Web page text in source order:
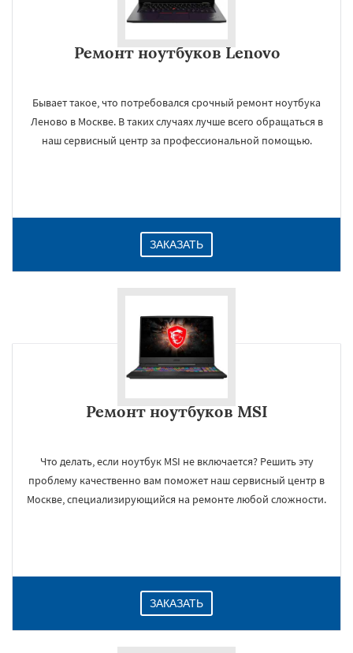
Ремонт ноутбуков Lenovo
Бывает такое, что потребовался срочный ремонт ноутбука
Леново в Москве. В таких случаях лучше всего обращаться в
наш сервисный центр за профессиональной помощью.
ЗАКАЗАТЬ
Ремонт ноутбуков MSI
Что делать, если ноутбук MSI не включается? Решить эту
проблему качественно вам поможет наш сервисный центр в
Москве, специализирующийся на ремонте любой сложности.
ЗАКАЗАТЬ